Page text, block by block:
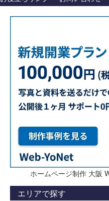
ホームページ制作 大阪
エリアで探す